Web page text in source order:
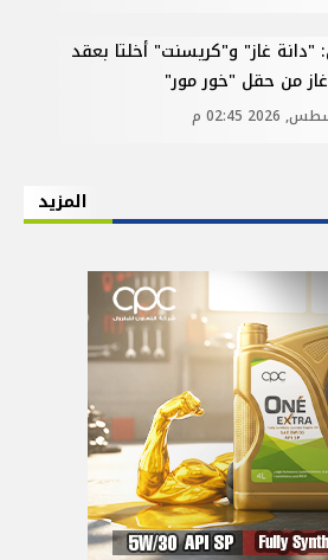
"دانة غاز" و"كريسنت" أخلتا بعقد
من حقل "خور مور"
المزيد